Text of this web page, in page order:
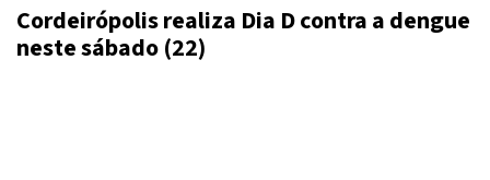
Cordeirópolis realiza Dia D contra a dengue
neste sábado (22)